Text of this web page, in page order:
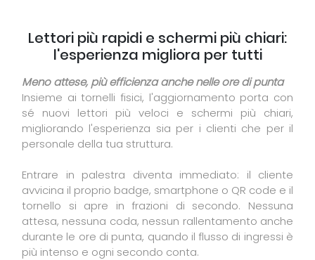
Lettori più rapidi e schermi più chiari:
l'esperienza migliora per tutti
Meno attese, più efficienza anche nelle ore di punta
Insieme ai tornelli fisici, l'aggiornamento porta con
sé nuovi lettori più veloci e schermi più chiari,
migliorando l'esperienza sia per i clienti che per il
personale della tua struttura.
Entrare in palestra diventa immediato: il cliente
avvicina il proprio badge, smartphone o QR code e il
tornello si apre in frazioni di secondo. Nessuna
attesa, nessuna coda, nessun rallentamento anche
durante le ore di punta, quando il flusso di ingressi è
più intenso e ogni secondo conta.